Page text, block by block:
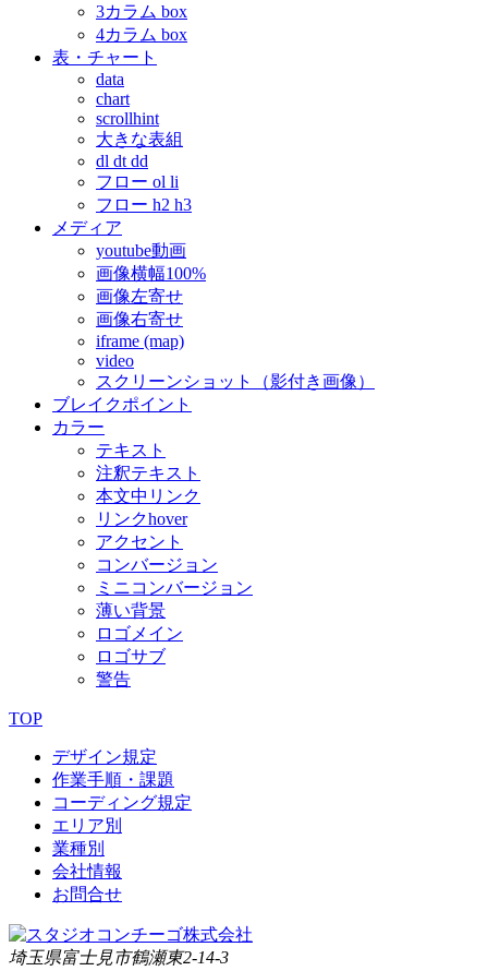
3カラム box
4カラム box
表・チャート
data
chart
scrollhint
大きな表組
dl dt dd
フロー ol li
フロー h2 h3
メディア
youtube動画
画像横幅100%
画像左寄せ
画像右寄せ
iframe (map)
video
スクリーンショット（影付き画像）
ブレイクポイント
カラー
テキスト
注釈テキスト
本文中リンク
リンクhover
アクセント
コンバージョン
ミニコンバージョン
薄い背景
ロゴメイン
ロゴサブ
警告
TOP
デザイン規定
作業手順・課題
コーディング規定
エリア別
業種別
会社情報
お問合せ
埼玉県富士見市鶴瀬東2-14-3